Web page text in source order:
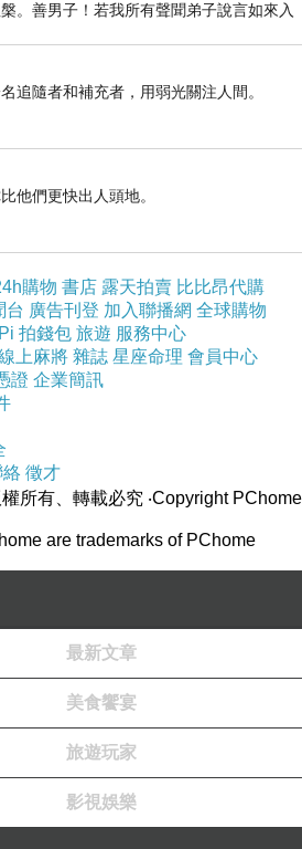
。善男子！若我所有聲聞弟子說言如來入
追隨者和補充者，用弱光關注人間。
他們更快出人頭地。
購物 書店 露天拍賣 比比昂代購
台 廣告刊登 加入聯播網 全球購物
Pi 拍錢包 旅遊 服務中心
上麻將 雜誌 星座命理 會員中心
證 企業簡訊
絡 徵才
權所有、轉載必究 ‧Copyright PChome
are trademarks of PChome
最新文章
美食饗宴
旅遊玩家
影視娛樂